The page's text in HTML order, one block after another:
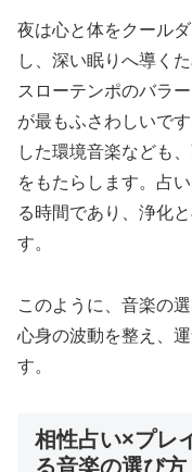
夜は心と体をクール
し、深い眠りへ導く
スローテンポのバラ
が最もふさわしいで
した環境音楽なども
をもたらします。占
る時間であり、浄化
す。
このように、音楽の
心身の波動を整え、
す。
相性占い×プレ
る音楽の選び方